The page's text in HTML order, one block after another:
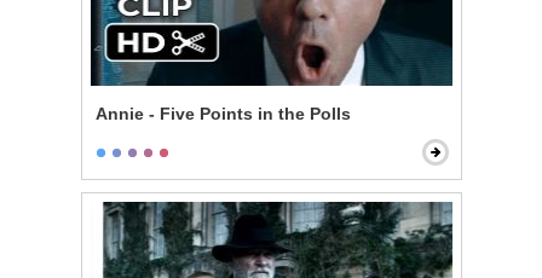
Annie - Five Points in the Polls